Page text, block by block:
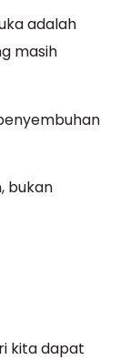
adalah
masih
bukan
kita dapat